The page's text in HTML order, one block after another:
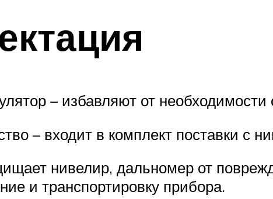
– избавляют от
– входит в комплект поставки с
нивелир, дальномер от
и транспортировку прибора.